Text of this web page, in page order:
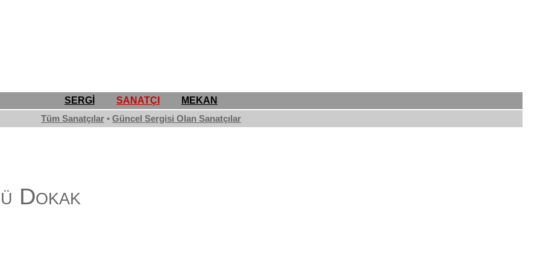
SERGİ SANATÇI
MEKAN
Tüm Sanatçılar • Güncel Sergisi Olan Sanatçılar
Dokak